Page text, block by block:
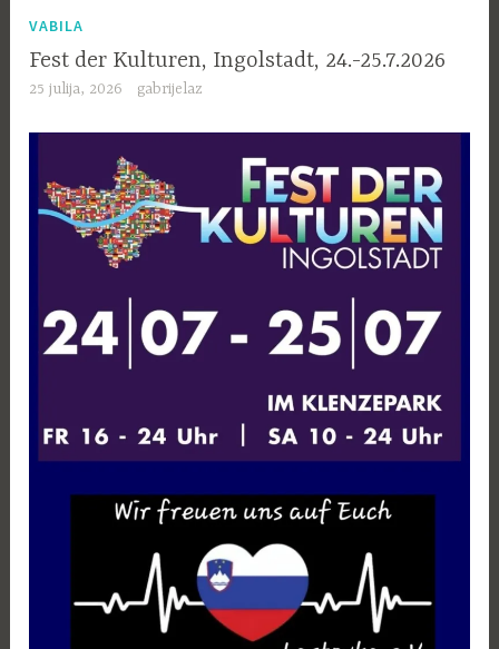
VABILA
Fest der Kulturen, Ingolstadt, 24.-25.7.2026
25 julija, 2026 gabrijelaz